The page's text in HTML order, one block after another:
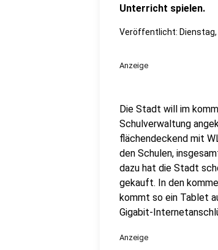
Unterricht spielen.
Veröffentlicht:
Anzeige
Die Stadt will im
Schulverwaltung
flächendeckend mit
den Schulen,
dazu hat die Stadt
gekauft. In den
kommt so ein Tablet
Gigabit-
Anzeige